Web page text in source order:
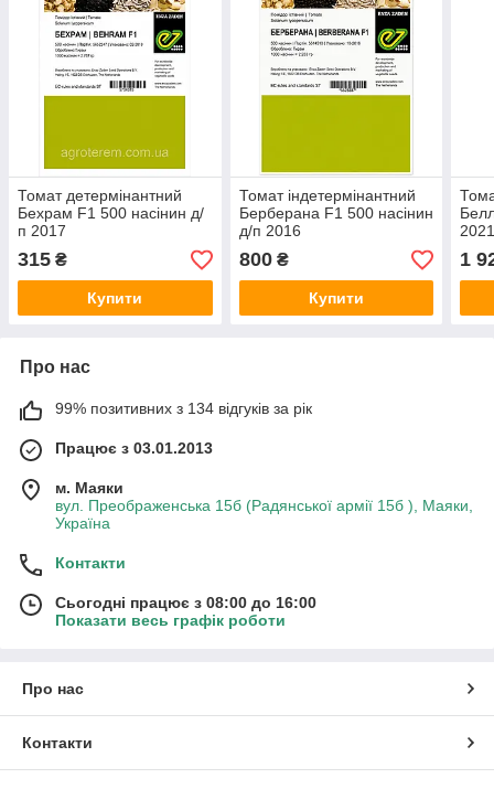
Томат детермінантний
Бехрам F1 500 насінин д/
п 2017
315 ₴
Купити
Томат індетермінантний
Берберана F1 500 насінин
д/п 2016
800₴
Купити
1
Про нас
99% позитивних з 134 відгуків за рік
Працює з 03.01.2013
м. Маяки
вул. Преображенська 15б (Радянської армії 15б ), Маяки,
Україна
Контакти
Сьогодні працює з 08:00 до 16:00
Показати весь графік роботи
Про нас
Контакти